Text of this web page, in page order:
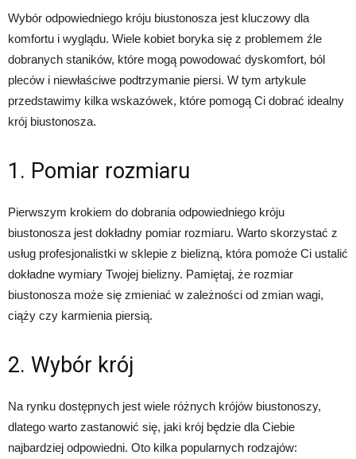
Wybór odpowiedniego króju biustonosza jest kluczowy dla
komfortu i wyglądu. Wiele kobiet boryka się z problemem źle
dobranych staników, które mogą powodować dyskomfort, ból
pleców i niewłaściwe podtrzymanie piersi. W tym artykule
przedstawimy kilka wskazówek, które pomogą Ci dobrać idealny
krój biustonosza.
1. Pomiar rozmiaru
Pierwszym krokiem do dobrania odpowiedniego króju
biustonosza jest dokładny pomiar rozmiaru. Warto skorzystać z
usług profesjonalistki w sklepie z bielizną, która pomoże Ci ustalić
dokładne wymiary Twojej bielizny. Pamiętaj, że rozmiar
biustonosza może się zmieniać w zależności od zmian wagi,
ciąży czy karmienia piersią.
2. Wybór krój
Na rynku dostępnych jest wiele różnych krójów biustonoszy,
dlatego warto zastanowić się, jaki krój będzie dla Ciebie
najbardziej odpowiedni. Oto kilka popularnych rodzajów: